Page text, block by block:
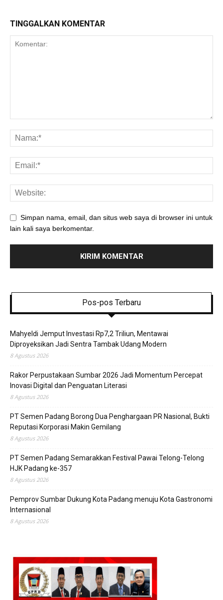
TINGGALKAN KOMENTAR
Simpan nama, email, dan situs web saya di browser ini untuk
lain kali saya berkomentar.
Pos-pos Terbaru
Mahyeldi Jemput Investasi Rp7,2 Triliun, Mentawai
Diproyeksikan Jadi Sentra Tambak Udang Modern
8 Agustus 2026
Rakor Perpustakaan Sumbar 2026 Jadi Momentum Percepat
Inovasi Digital dan Penguatan Literasi
8 Agustus 2026
PT Semen Padang Borong Dua Penghargaan PR Nasional, Bukti
Reputasi Korporasi Makin Gemilang
8 Agustus 2026
PT Semen Padang Semarakkan Festival Pawai Telong-Telong
HJK Padang ke-357
8 Agustus 2026
Pemprov Sumbar Dukung Kota Padang menuju Kota Gastronomi
Internasional
8 Agustus 2026